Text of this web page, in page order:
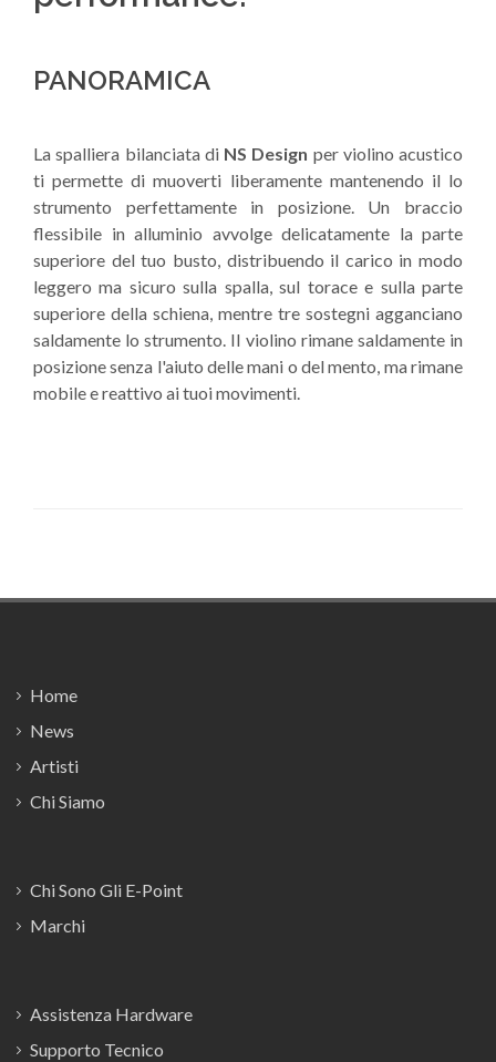
PANORAMICA
La spalliera bilanciata di NS Design per violino acustico
ti permette di muoverti liberamente mantenendo il lo
strumento perfettamente in posizione. Un braccio
flessibile in alluminio avvolge delicatamente la parte
superiore del tuo busto, distribuendo il carico in modo
leggero ma sicuro sulla spalla, sul torace e sulla parte
superiore della schiena, mentre tre sostegni agganciano
saldamente lo strumento. Il violino rimane saldamente in
posizione senza l'aiuto delle mani o del mento, ma rimane
mobile e reattivo ai tuoi movimenti.
Home
News
Artisti
Chi Siamo
Chi Sono Gli E-Point
Marchi
Assistenza Hardware
Supporto Tecnico